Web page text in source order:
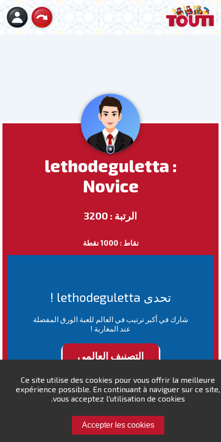
Ce site utilise des cookies pour vous offrir la meilleure
expérience possible. En continuant à naviguer sur ce site,
vous acceptez l'utilisation de cookies.
Accepter les cookies
lethodeguletta :
Novice
الرتبة : 3200
نقاط : 1000 نقطة
تحدى lethodeguletta !
شارك في أكبر ترتيب في العالم للعبة الورق المفضلة
عند المغاربة !
التصنيف العالمي